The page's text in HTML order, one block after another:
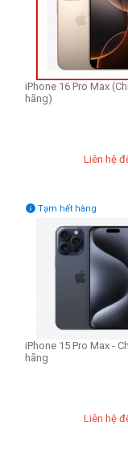
iPhone 16 Pro Max
hãng)
Liên hệ
Tạm hết hàng

iPhone 15 Pro Max -
hãng
Liên hệ